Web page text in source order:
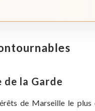
de la Garde
de Marseille le plus